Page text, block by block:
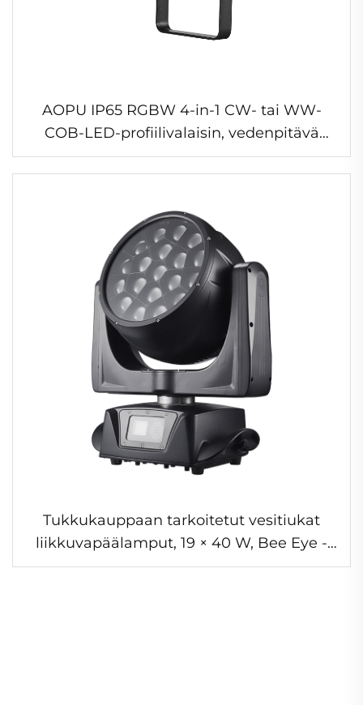
AOPU IP65 RGBW 4-in-1 CW- tai WW-
COB-LED-profiilivalaisin, vedenpitävä
kokoelma-valaisin, ammattimainen
kokoelma-valaisin
Tukkukauppaan tarkoitetut vesitiukat
liikkuvapäälamput, 19 × 40 W, Bee Eye -
liikkuvapäälamput, LED-vaihevalot